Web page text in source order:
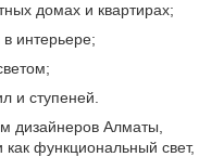
домах и квартирах;
интерьере;
и ступеней.
дизайнеров Алматы,
функциональный свет,